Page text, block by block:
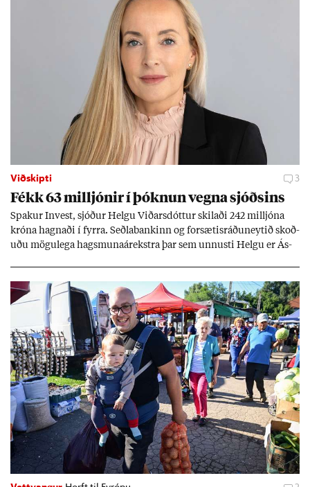
Viðskipti 3
Fékk 63 millj­ón­ir í þókn­un vegna sjóðs­ins
Spak­ur In­vest, sjóð­ur Helgu Við­ars­dótt­ur skil­aði 242 millj­óna
króna hagn­aði í fyrra. Seðla­bank­inn og for­sæt­is­ráðu­neyt­ið skoð­
uðu mögu­lega hags­muna­árekstra þar sem unnusti Helgu er Ás­